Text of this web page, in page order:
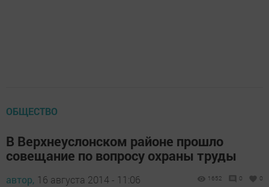
ОБЩЕСТВО
В Верхнеуслонском районе прошло
совещание по вопросу охраны труды
автор, 16 августа 2014 - 11:06 1652 0 0